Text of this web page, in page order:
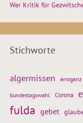
Wer Kritik für
Stichworte
algermissen arroganz
bundestagswahl Corona
fulda gebet